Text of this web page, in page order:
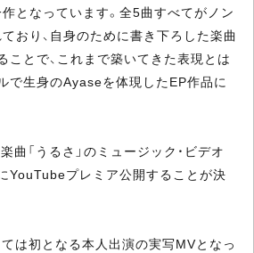
となっています。全5曲すべてがノン
おり、自身のために書き下ろした楽曲
ことで、これまで築いてきた表現とは
で生身のAyaseを体現したEP作品に
曲「うるさ」のミュージック・ビデオ
にYouTubeプレミア公開することが決
は初となる本人出演の実写MVとなっ